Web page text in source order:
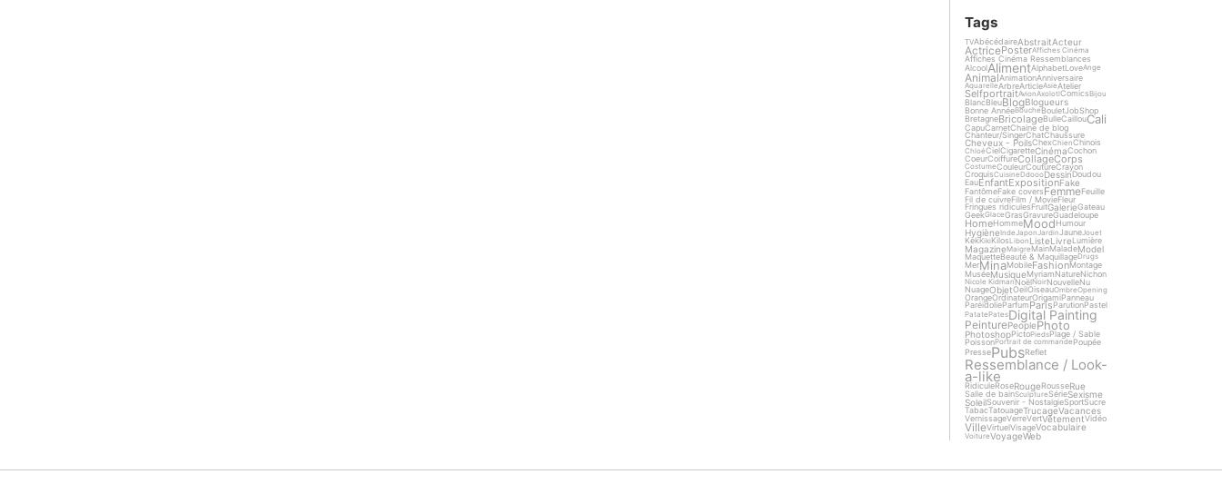
Tags
TVAbécédaireAbstraitActeur
ActricePosterAffiches Cinéma
Affiches Cinéma Ressemblances
AlcoolAlimentAlphabetLoveAnge
AnimalAnimationAnniversaire
AquarelleArbreArticleAsieAtelier
SelfportraitAvionAxolotlComicsBijou
BlancBleuBlogBlogueurs
Bonne AnnéeBoucheBouletJobShop
BretagneBricolageBulleCaillouCali
CapuCarnetChaine de blog
Chanteur/SingerChatChaussure
Cheveux - PoilsChexChienChinois
ChloéCielCigaretteCinémaCochon
CoeurCoiffureCollageCorps
CostumeCouleurCoutureCrayon
CroquisCuisineDdoooDessinDoudou
EauEnfantExpositionFake
FantômeFake coversFemmeFeuille
Fil de cuivreFilm / MovieFleur
Fringues ridiculesFruitGalerieGateau
GeekGlaceGrasGravureGuadeloupe
HomeHommeMoodHumour
HygièneInde Japon JardinJaune Jouet
KekKikiKilosLibon ListeLivreLumière
MagazineMaigre MainMaladeModel
MaquetteBeauté & MaquillageDrugs
MerMinaMobileFashionMontage
MuséeMusiqueMyriamNatureNichon
Nicole KidmanNoëlNoirNouvelleNu
NuageObjetOeilOiseauOmbreOpening
OrangeOrdinateurOrigamiPanneau
ParéidolieParfumParisParutionPastel
PatatePatesDigital Painting
PeinturePeoplePhoto
PhotoshopPictoPiedsPlage / Sable
PoissonPortrait de commande Poupée
PressePubsReflet
Ressemblance / Look-
a-like
RidiculeRoseRougeRousseRue
Salle de bainSculptureSérieSexisme
SoleilSouvenir - NostalgieSportSucre
TabacTatouageTrucageVacances
VernissageVerreVertVêtementVidéo
VilleVirtuelVisageVocabulaire
VoitureVoyageWeb